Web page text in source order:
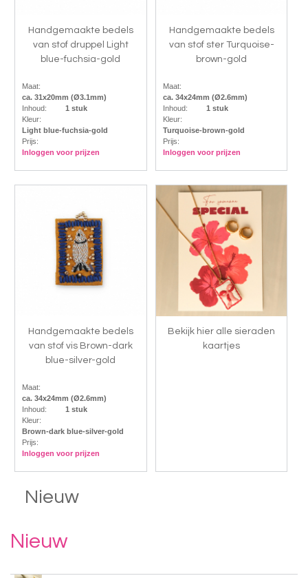
Handgemaakte bedels
van stof druppel Light
blue-fuchsia-gold
Maat:
ca. 31x20mm (Ø3.1mm)
Inhoud:
1 stuk
Kleur:
Light blue-fuchsia-gold
Prijs:
Inloggen voor prijzen
Handgemaakte bedels
van stof ster Turquoise-
brown-gold
Maat:
ca. 34x24mm (Ø2.6mm)
Inhoud:
1 stuk
Kleur:
Turquoise-brown-gold
Prijs:
Inloggen voor prijzen
Handgemaakte bedels
van stof vis Brown-dark
blue-silver-gold
Maat:
ca. 34x24mm (Ø2.6mm)
Inhoud:
1 stuk
Kleur:
Brown-dark blue-silver-gold
Prijs:
Inloggen voor prijzen
Bekijk hier alle sieraden
kaartjes
Nieuw
Nieuw